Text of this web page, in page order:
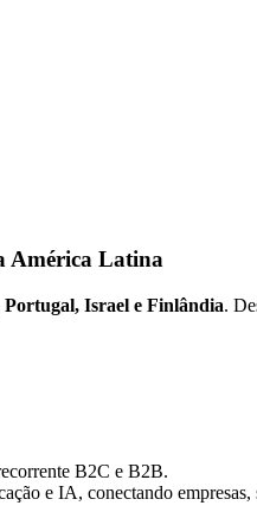
América Latina
Israel e Finlândia.
B2C e B2B.
e IA, conectando empresas,